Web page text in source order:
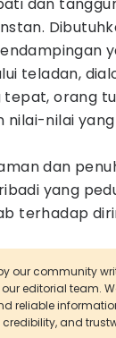
teladan,
tepat, orang
nilai-nilai
dan
yang
terhadap
our community
editorial team.
reliable
and